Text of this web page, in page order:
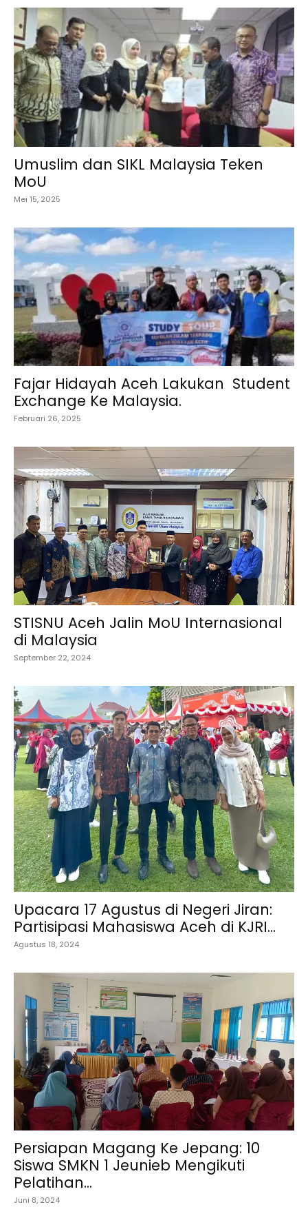
Umuslim dan SIKL Malaysia Teken
MoU
Mei 15, 2025
Fajar Hidayah Aceh Lakukan Student
Exchange Ke Malaysia.
Februari 26, 2025
STISNU Aceh Jalin MoU Internasional
di Malaysia
September 22, 2024
Upacara 17 Agustus di Negeri Jiran:
Partisipasi Mahasiswa Aceh di KJRI...
Agustus 18, 2024
Persiapan Magang Ke Jepang: 10
Siswa SMKN 1 Jeunieb Mengikuti
Pelatihan...
Juni 8, 2024